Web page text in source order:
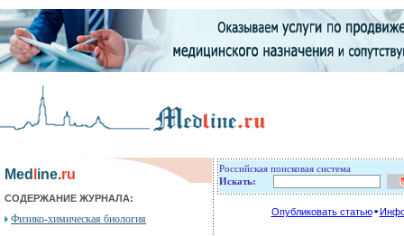
Med ine.ru
СОДЕРЖАНИЕ ЖУРНАЛА:
Физико-химическая биология
Российская поисковая система
Искать:
Опубликовать статью